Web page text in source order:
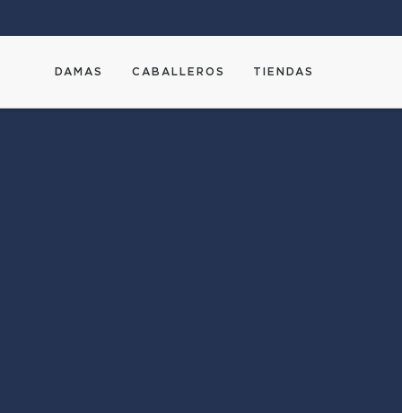
DAMAS CABALLEROS TIENDAS